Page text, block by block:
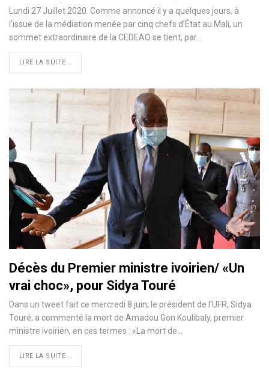
Lundi 27 Juillet 2020. Comme annoncé il y a quelques jours, à
l’issue de la médiation menée par cinq chefs d’État au Mali, un
sommet extraordinaire de la CEDEAO se tient, par…
LIRE LA SUITE...
Décès du Premier ministre ivoirien/ «Un
vrai choc», pour Sidya Touré
Dans un tweet fait ce mercredi 8 juin, le président de l'UFR, Sidya
Touré, a commenté la mort de Amadou Gon Koulibaly, premier
ministre ivoirien, en ces termes : «La mort de…
LIRE LA SUITE...